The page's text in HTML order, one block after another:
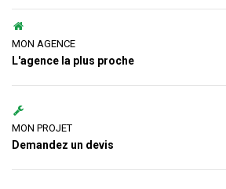
MON AGENCE
L'agence la plus proche
MON PROJET
Demandez un devis